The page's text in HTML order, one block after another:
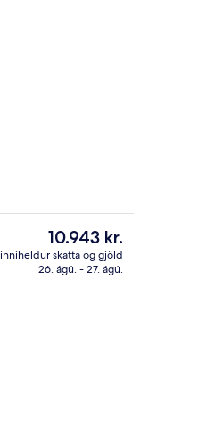
Núverandi
verð
er
10.943 kr.
inniheldur skatta og gjöld
26. ágú. - 27. ágú.